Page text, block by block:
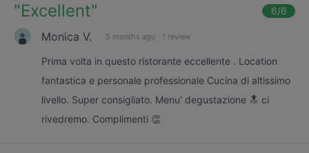
"Excellent" 6/6
Monica V. 5 months ago · 1 review
Prima volta in questo ristorante eccellente . Location
fantastica e personale professionale Cucina di altissimo
livello. Super consigliato. Menu’ degustazione 🔝 ci
rivedremo. Complimenti 👏